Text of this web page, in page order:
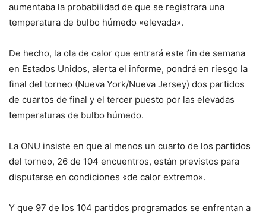
aumentaba la probabilidad de que se registrara una
temperatura de bulbo húmedo «elevada».
De hecho, la ola de calor que entrará este fin de semana
en Estados Unidos, alerta el informe, pondrá en riesgo la
final del torneo (Nueva York/Nueva Jersey) dos partidos
de cuartos de final y el tercer puesto por las elevadas
temperaturas de bulbo húmedo.
La ONU insiste en que al menos un cuarto de los partidos
del torneo, 26 de 104 encuentros, están previstos para
disputarse en condiciones «de calor extremo».
Y que 97 de los 104 partidos programados se enfrentan a